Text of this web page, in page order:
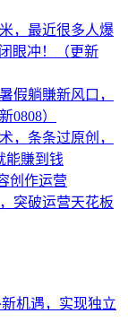
，最近很多人爆
眼冲！（更新
假躺賺新风口，
0808）
，条条过原创，
能賺到钱
创作运营
突破运营天花板
机遇，实现独立